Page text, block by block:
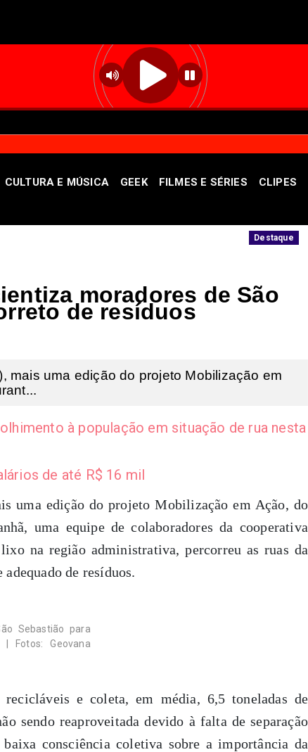
CULTURA E MÚSICA GEEK FILMES E SÉRIES CLIPES
patrimônio público Unidade
moradores de São
de resíduos
mais uma edição do projeto Mobilização em
à população em situação de rua nesta
de até R$ 16 mil
uma edição do projeto Mobilização em Ação, do
uma equipe de colaboradores da cooperativa
na região administrativa, percorreu as ruas da
de resíduos.
Sebastião para
Fotos: Geovana
e coleta, em média, 6,5 toneladas de
sendo reaproveitada devido à falta de separação
consciência coletiva sobre a importância da